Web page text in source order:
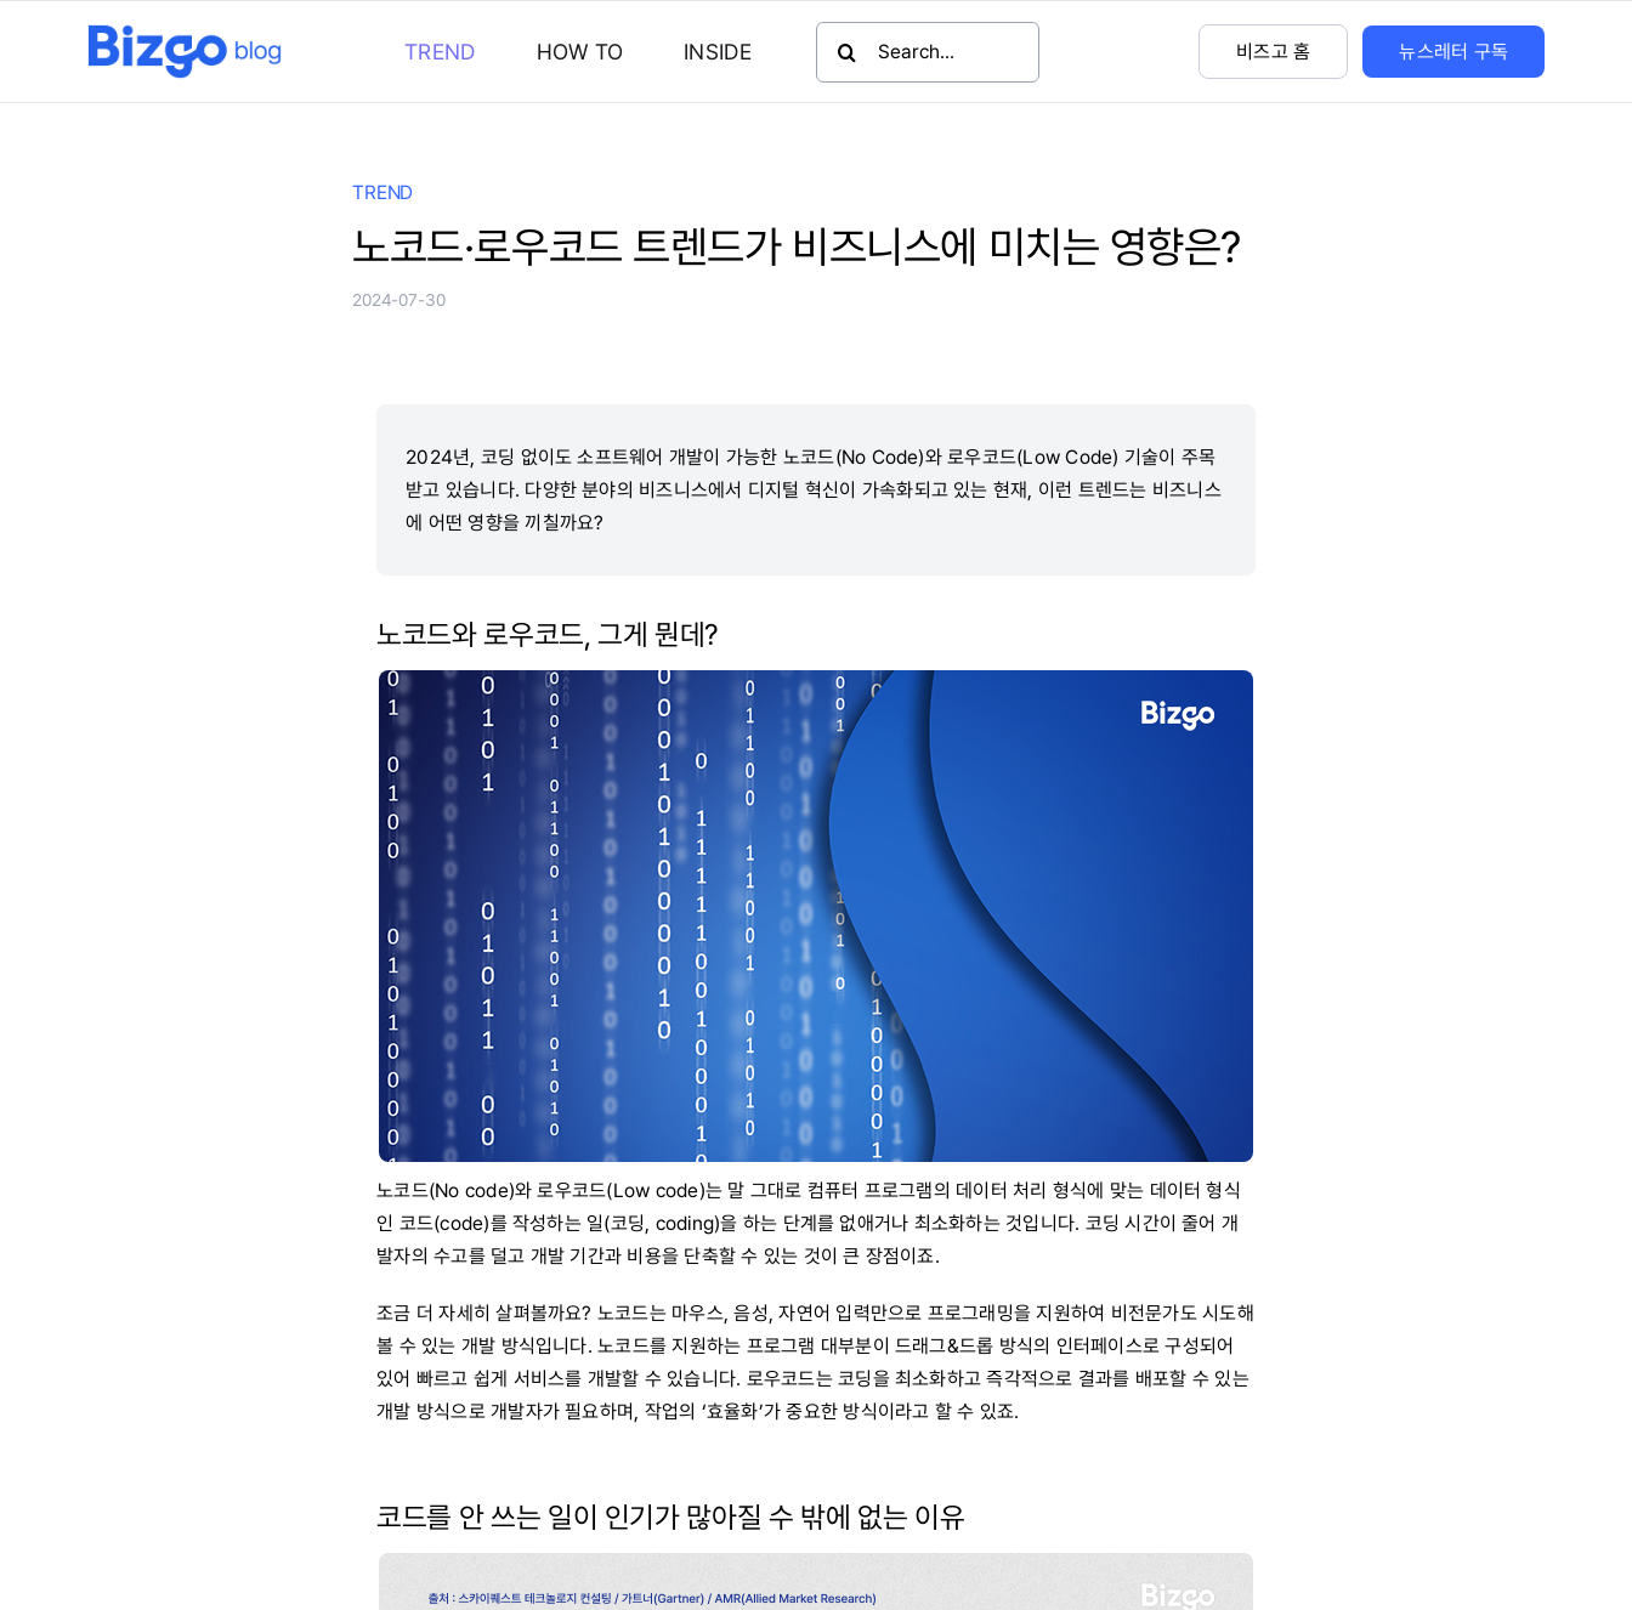
TREND HOW TO INSIDE 비즈고 홈 뉴스레터 구독
TREND
노코드·로우코드 트렌드가 비즈니스에 미치는 영향은?
2024-07-30
2024년, 코딩 없이도 소프트웨어 개발이 가능한 노코드(No Code)와 로우코드(Low Code) 기술이 주목
받고 있습니다. 다양한 분야의 비즈니스에서 디지털 혁신이 가속화되고 있는 현재, 이런 트렌드는 비즈니스
에 어떤 영향을 끼칠까요?
노코드와 로우코드, 그게 뭔데?
노코드(No code)와 로우코드(Low code)는 말 그대로 컴퓨터 프로그램의 데이터 처리 형식에 맞는 데이터 형식
인 코드(code)를 작성하는 일(코딩, coding)을 하는 단계를 없애거나 최소화하는 것입니다. 코딩 시간이 줄어 개
발자의 수고를 덜고 개발 기간과 비용을 단축할 수 있는 것이 큰 장점이죠.
조금 더 자세히 살펴볼까요? 노코드는 마우스, 음성, 자연어 입력만으로 프로그래밍을 지원하여 비전문가도 시도해
볼 수 있는 개발 방식입니다. 노코드를 지원하는 프로그램 대부분이 드래그&드롭 방식의 인터페이스로 구성되어
있어 빠르고 쉽게 서비스를 개발할 수 있습니다. 로우코드는 코딩을 최소화하고 즉각적으로 결과를 배포할 수 있는
개발 방식으로 개발자가 필요하며, 작업의 ‘효율화’가 중요한 방식이라고 할 수 있죠.
코드를 안 쓰는 일이 인기가 많아질 수 밖에 없는 이유